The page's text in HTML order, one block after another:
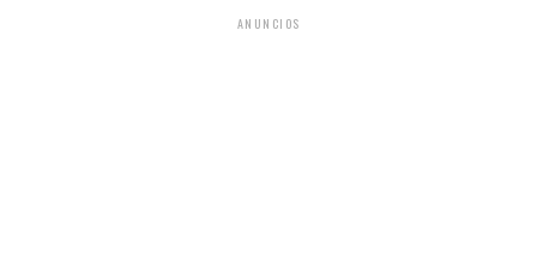
ANUNCIOS